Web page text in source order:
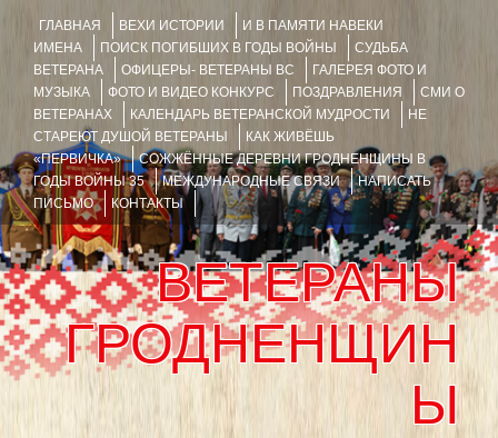
ГЛАВНАЯ ВЕХИ ИСТОРИИ
И В ПАМЯТИ НАВЕКИ
ИМЕНА
ПОИСК ПОГИБШИХ В ГОДЫ ВОЙНЫ
СУДЬБА
ВЕТЕРАНА
ОФИЦЕРЫ- ВЕТЕРАНЫ ВС
ГАЛЕРЕЯ ФОТО И
МУЗЫКА
ФОТО И ВИДЕО КОНКУРС ПОЗДРАВЛЕНИЯ
СМИ О
ВЕТЕРАНАХ
КАЛЕНДАРЬ ВЕТЕРАНСКОЙ МУДРОСТИ
НЕ
СТАРЕЮТ ДУШОЙ ВЕТЕРАНЫ
КАК ЖИВЁШЬ
«ПЕРВИЧКА»
СОЖЖЁННЫЕ ДЕРЕВНИ ГРОДНЕНЩИНЫ В
ГОДЫ ВОЙНЫ 35
МЕЖДУНАРОДНЫЕ СВЯЗИ
НАПИСАТЬ
ПИСЬМО
КОНТАКТЫ
ВЕТЕРАНЫ
ГРОДНЕНЩИН
Ы